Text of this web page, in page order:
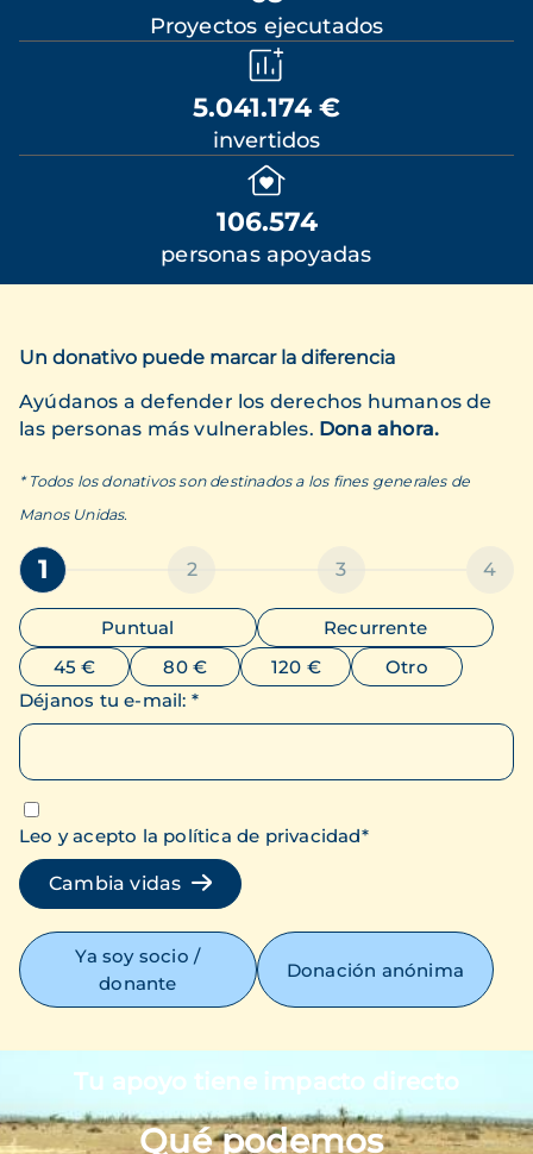
Proyectos ejecutados
5.041.174 €
invertidos
106.574
personas apoyadas
Un donativo puede marcar la diferencia
Ayúdanos a defender los derechos humanos de
las personas más vulnerables. Dona ahora.
* Todos los donativos son destinados a los fines generales de
Manos Unidas.
1 2 3 4
Puntual
Recurrente
45 €
80 € 120 €
Otro
Déjanos tu e-mail: *
Leo y acepto la política de privacidad*
Cambia vidas
Ya soy socio /
donante
Donación anónima
Tu apoyo tiene impacto directo
Qué podemos